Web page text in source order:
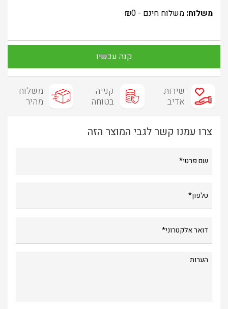
משלוח: משלוח חינם - ₪0
קנה עכשיו
שירות
אדיב
קנייה
בטוחה
משלוח
מהיר
צרו עמנו קשר לגבי המוצר הזה